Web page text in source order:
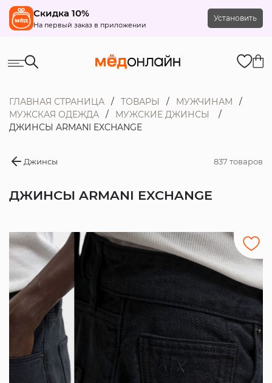
Скидка 10%
На первый заказ в приложении
Установить
ГЛАВНАЯ СТРАНИЦА ТОВАРЫ
МУЖЧИНАМ
МУЖСКАЯ ОДЕЖДА
МУЖСКИЕ ДЖИНСЫ
ДЖИНСЫ ARMANI EXCHANGE
Джинсы 837 товаров
ДЖИНСЫ ARMANI EXCHANGE